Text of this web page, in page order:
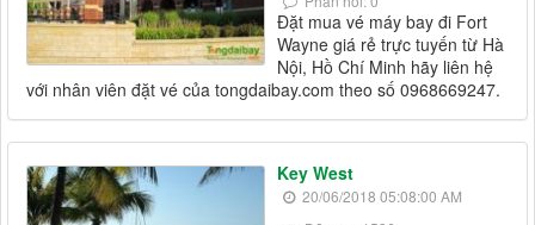
Đặt mua vé máy bay đi Fort
Wayne giá rẻ trực tuyến từ Hà
Nội, Hồ Chí Minh hãy liên hệ
với nhân viên đặt vé của tongdaibay.com theo số 0968669247.
Key West
20/06/2018 05:08:00 AM